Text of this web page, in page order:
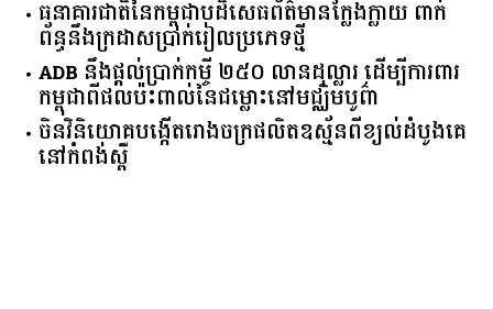
ធនាគារ​ជាតិ​នៃ​កម្ពុជា​បដិសេធ​ព័ត៌មាន​ក្លែងក្លាយ ​ពាក់
ព័ន្ធ​នឹង​ក្រដាស​ប្រាក់​រៀល​ប្រភេទ​ថ្មី​
ADB​ ​នឹង​ផ្តល់​ប្រាក់​កម្ចី ​២៥០​ ​លាន​ដុល្លារ ​ដើម្បី​ការពារ​
កម្ពុជា​ពី​ផលប៉ះពាល់​នៃ​ជម្លោះ​នៅ​មជ្ឈិមបូព៌ា
ចិនវិនិយោគបង្កើតរោងចក្រផលិតឧស្ម័នពីខ្យល់ដំបូងគេ
នៅកំពង់ស្ពឺ